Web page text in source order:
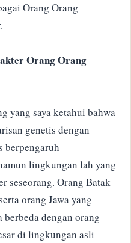
Orang Orang
Orang Orang
yang saya ketahui bahwa
genetis dengan
berpengaruh
lingkungan lah yang
seseorang. Orang Batak
orang Jawa yang
dengan orang
di lingkungan asli